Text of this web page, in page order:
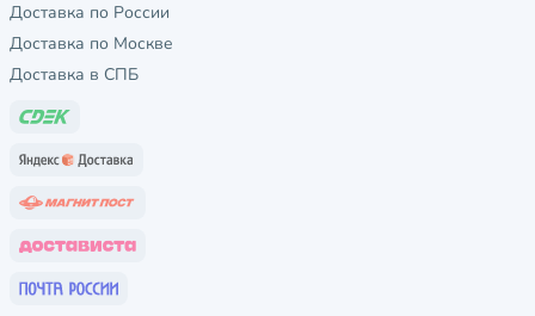
Доставка по России
Доставка по Москве
Доставка в СПБ